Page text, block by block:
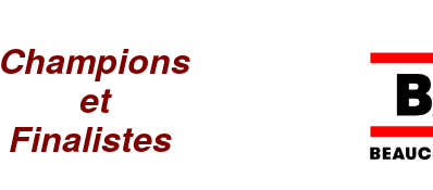
Champions
et
Finalistes